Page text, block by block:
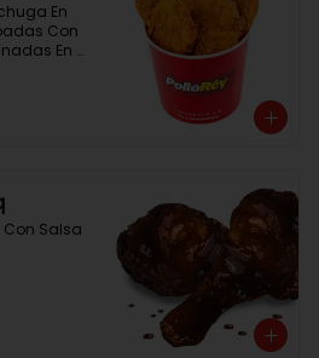
En
Con
En
Con Salsa